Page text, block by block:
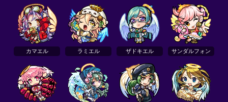
カマエル ラミエル ザドキエル サンダルフォン